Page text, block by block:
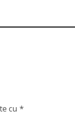
cu *